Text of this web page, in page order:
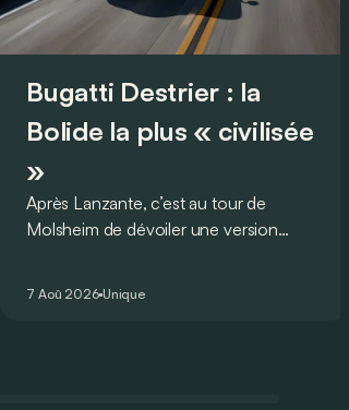
Bugatti Destrier : la
Bolide la plus « civilisée
»
Après Lanzante, c’est au tour de
Molsheim de dévoiler une version
7 Aoû 2026 Unique